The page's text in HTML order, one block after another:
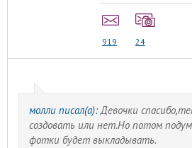
919 24
молли писал(а):Девочки
создовать или нет.Но потом
фотки будет выкладывать.